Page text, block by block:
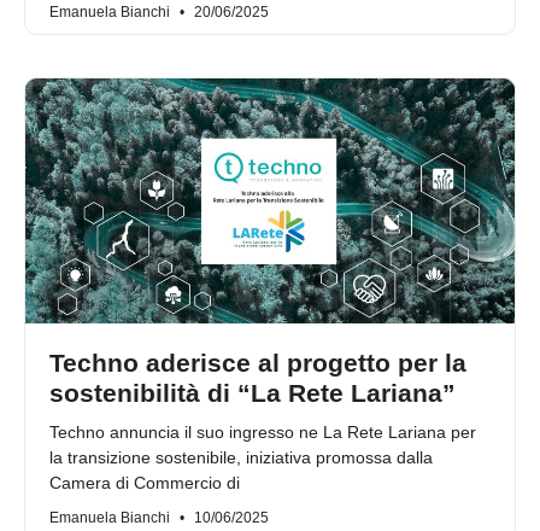
Emanuela Bianchi 20/06/2025
Techno aderisce al progetto per la
sostenibilità di “La Rete Lariana”
Techno annuncia il suo ingresso ne La Rete Lariana per
la transizione sostenibile, iniziativa promossa dalla
Camera di Commercio di
Emanuela Bianchi 10/06/2025